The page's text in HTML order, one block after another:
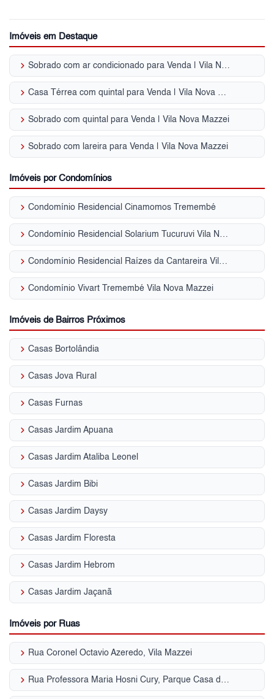
Imóveis em Destaque
keyboard_arrow_right Sobrado com ar condicionado para Venda | Vila Nova Mazzei
keyboard_arrow_right Casa Térrea com quintal para Venda | Vila Nova Mazzei
keyboard_arrow_right Sobrado com quintal para Venda | Vila Nova Mazzei
keyboard_arrow_right Sobrado com lareira para Venda | Vila Nova Mazzei
Imóveis por Condomínios
keyboard_arrow_right Condomínio Residencial Cinamomos Tremembé
keyboard_arrow_right Condomínio Residencial Solarium Tucuruvi Vila Nova Mazzei
keyboard_arrow_right Condomínio Residencial Raízes da Cantareira Vila Nova Mazzei
keyboard_arrow_right Condomínio Vivart Tremembé Vila Nova Mazzei
Imóveis de Bairros Próximos
keyboard_arrow_right Casas Bortolândia
keyboard_arrow_right Casas Jova Rural
keyboard_arrow_right Casas Furnas
keyboard_arrow_right Casas Jardim Apuana
keyboard_arrow_right Casas Jardim Ataliba Leonel
keyboard_arrow_right Casas Jardim Bibi
keyboard_arrow_right Casas Jardim Daysy
keyboard_arrow_right Casas Jardim Floresta
keyboard_arrow_right Casas Jardim Hebrom
keyboard_arrow_right Casas Jardim Jaçanã
Imóveis por Ruas
keyboard_arrow_right Rua Coronel Octavio Azeredo, Vila Mazzei
keyboard_arrow_right Rua Professora Maria Hosni Cury, Parque Casa de Pedra